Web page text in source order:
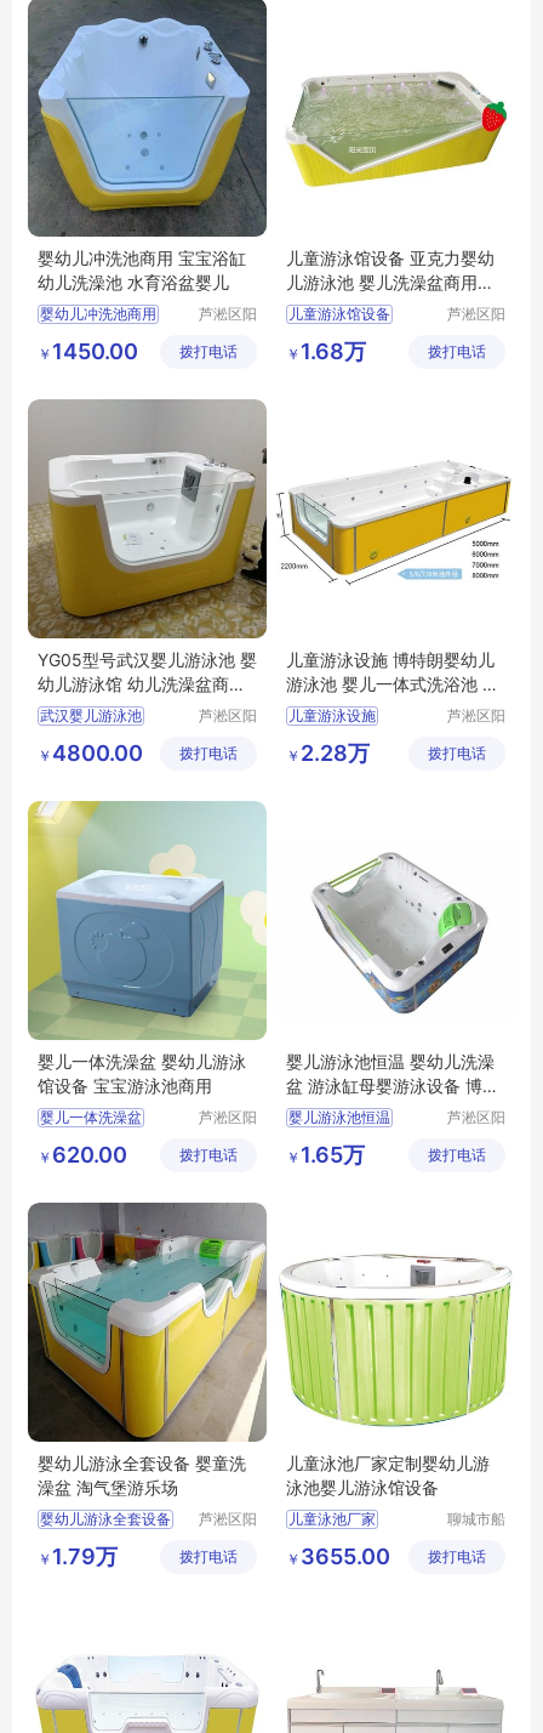
婴幼儿冲洗池商用 宝宝浴缸
幼儿洗澡池 水育浴盆婴儿
婴幼儿冲洗池商用
水育浴盆婴儿
芦淞区阳
童游泳馆
￥ 1450.00 拨打电话
儿童游泳馆设备 亚克力婴幼
儿游泳池 婴儿洗澡盆商用可
定制
儿童游泳馆设备
婴儿洗澡盆商用可定制
芦淞区阳
童游泳馆
￥ 1.68万 拨打电话
YG05型号武汉婴儿游泳池 婴
幼儿游泳馆 幼儿洗澡盆商用
多少钱
武汉婴儿游泳池
婴幼儿洗澡盆商用
芦淞区阳
童游泳馆
￥ 4800.00 拨打电话
儿童游泳设施 博特朗婴幼儿
游泳池 婴儿一体式洗浴池 新
生幼儿游泳桶
儿童游泳设施
婴儿一体式洗浴池
芦淞区阳
童游泳馆
￥ 2.28万 拨打电话
婴儿一体洗澡盆 婴幼儿游泳
馆设备 宝宝游泳池商用
婴儿一体洗澡盆
宝宝游泳池商用
芦淞区阳
童游泳馆
￥ 620.00 拨打电话
婴儿游泳池恒温 婴幼儿洗澡
盆 游泳缸母婴游泳设备 博特
朗
婴儿游泳池恒温
游泳缸母婴游泳设备
芦淞区阳
童游泳馆
￥ 1.65万 拨打电话
婴幼儿游泳全套设备 婴童洗
澡盆 淘气堡游乐场
婴幼儿游泳全套设备
淘气堡游乐场
芦淞区阳
童游泳馆
￥ 1.79万 拨打电话
儿童泳池厂家定制婴幼儿游
泳池婴儿游泳馆设备
儿童泳池厂家
婴儿游泳馆设备
聊城市船
乐设备有
￥ 3655.00 拨打电话